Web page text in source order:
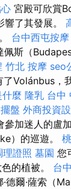
宮殿可欣賞
了其發展。
台中西屯按摩
佩斯（
竹北 按摩 seo
了Volánbus，
麼 隆乳 台中
盤 外商投資
參加迷人的盧
）的巡遊。
理證照 墓園 您
的植被。 台
·德爾·薩索（